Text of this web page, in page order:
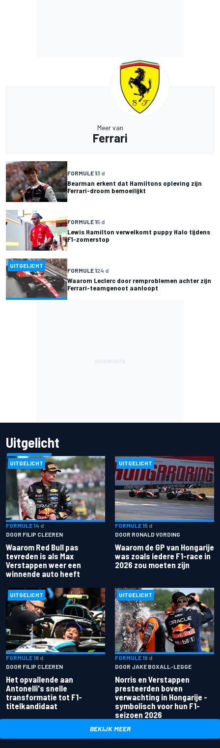
Meer van
Ferrari
FORMULE 13 d
Bearman erkent dat Hamiltons opleving zijn
Ferrari-droom bemoeilijkt
FORMULE 15 d
Lewis Hamilton verwelkomt puppy Halo tijdens
F1-zomerstop
UITGELICHT
FORMULE 124 d
Waarom Leclerc door remproblemen achter zijn
Ferrari-teamgenoot aanloopt
Uitgelicht
UITGELICHT
FORMULE 14 d
DOOR FILIP CLEEREN
Waarom Red Bull pas
tevreden is als Max
Verstappen weer een
winnende auto heeft
UITGELICHT
FORMULE 15 d
DOOR RONALD VORDING
Waarom de GP van Hongarije
was zoals iedere F1-race in
2026 zou moeten zijn
UITGELICHT
FORMULE 18 d
DOOR FILIP CLEEREN
Het opvallende aan
Antonelli's snelle
transformatie tot F1-
titelkandidaat
UITGELICHT
FORMULE 19 d
DOOR JAKE BOXALL-LEGGE
Norris en Verstappen
presteerden boven
verwachting in Hongarije -
symbolisch voor hun F1-
seizoen 2026
BEKIJK MEER